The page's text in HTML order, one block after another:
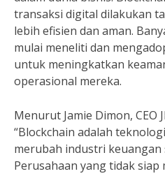
transaksi digital dilakukan
lebih efisien dan aman.
mulai meneliti dan
untuk meningkatkan
operasional mereka.
Menurut Jamie Dimon, CEO
“Blockchain adalah
merubah industri keuangan
Perusahaan yang tidak